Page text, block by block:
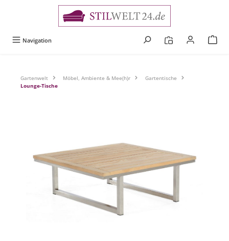
Navigation
Gartenwelt Möbel, Ambiente & Mee(h)r
Gartentische
Lounge-Tische